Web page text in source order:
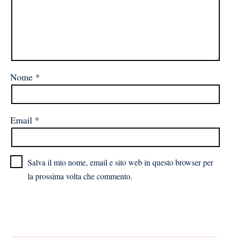
Nome *
Email *
Salva il mio nome, email e sito web in questo browser per
la prossima volta che commento.